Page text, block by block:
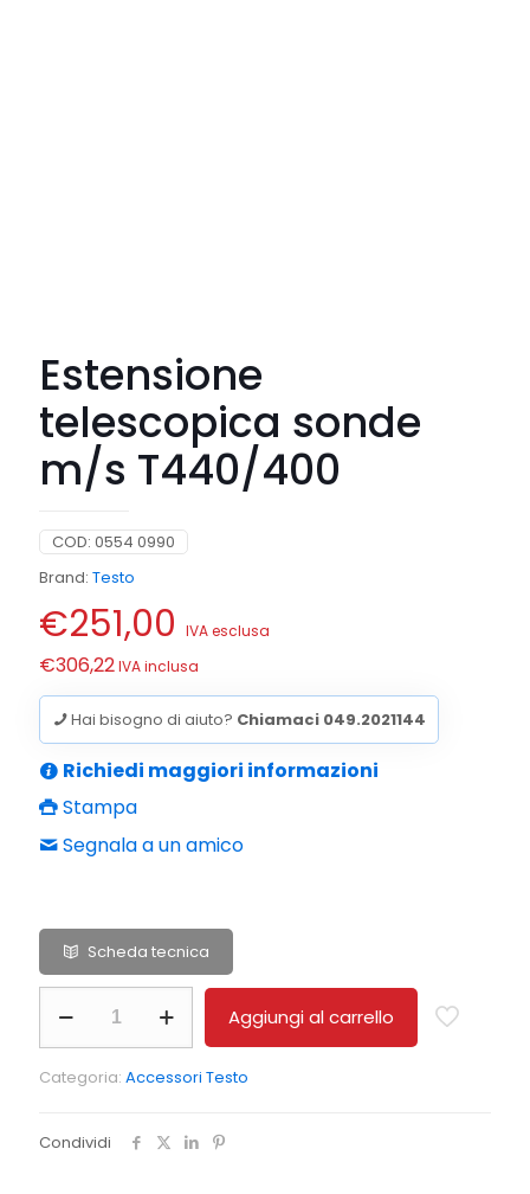
Estensione
telescopica sonde
m/s T440/400
COD: 0554 0990
Brand: Testo
€251,00 IVA esclusa
€306,22IVA inclusa
Hai bisogno di aiuto? Chiamaci 049.2021144
Richiedi maggiori informazioni
Stampa
Segnala a un amico
Scheda tecnica
telescopica
sonde
T440/400
Aggiungi al carrello
Categoria: Accessori Testo
Condividi